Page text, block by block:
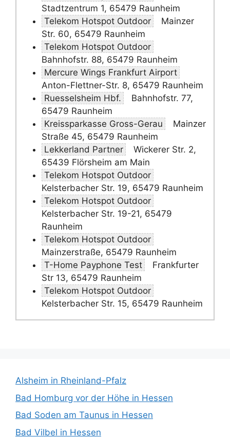
Stadtzentrum 1, 65479 Raunheim
Telekom Hotspot Outdoor
Mainzer
Str. 60, 65479 Raunheim
Telekom Hotspot Outdoor
Bahnhofstr. 88, 65479 Raunheim
Mercure Wings Frankfurt Airport
Anton-Flettner-Str. 8, 65479 Raunheim
Ruesselsheim Hbf.
Bahnhofstr. 77,
65479 Raunheim
Kreissparkasse Gross-Gerau
Mainzer
Straße 45, 65479 Raunheim
Lekkerland Partner
Wickerer Str. 2,
65439 Flörsheim am Main
Telekom Hotspot Outdoor
Kelsterbacher Str. 19, 65479 Raunheim
Telekom Hotspot Outdoor
Kelsterbacher Str. 19-21, 65479
Raunheim
Telekom Hotspot Outdoor
Mainzerstraße, 65479 Raunheim
T-Home Payphone Test
Frankfurter
Str 13, 65479 Raunheim
Telekom Hotspot Outdoor
Kelsterbacher Str. 15, 65479 Raunheim
Alsheim in Rheinland-Pfalz
Bad Homburg vor der Höhe in Hessen
Bad Soden am Taunus in Hessen
Bad Vilbel in Hessen